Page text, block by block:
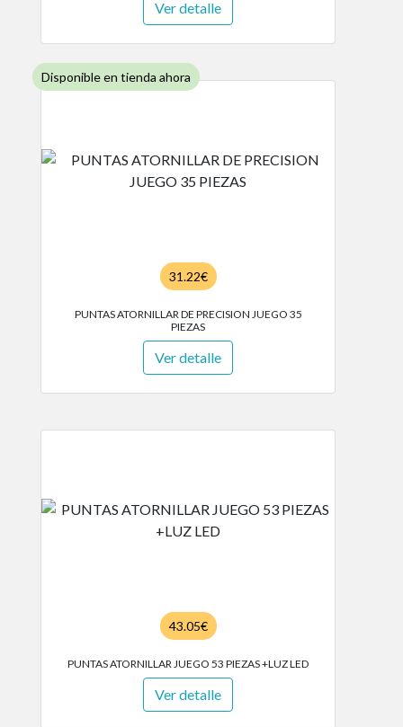
Ver detalle
Disponible en tienda ahora
31.22€
PUNTAS ATORNILLAR DE PRECISION JUEGO 35
PIEZAS
Ver detalle
43.05€
PUNTAS ATORNILLAR JUEGO 53 PIEZAS +LUZ LED
Ver detalle